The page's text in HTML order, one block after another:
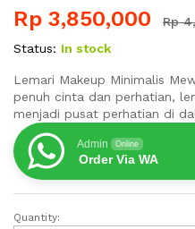
Rp 3,850,000 Rp
Status: In stock
Lemari Makeup Minimalis
penuh cinta dan perhatian,
menjadi pusat perhatian di
Admin Online
Order Via WA
Lemari
Quantity: